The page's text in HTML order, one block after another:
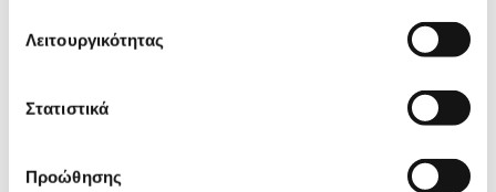
Λειτουργικότητας
Στατιστικά
Προώθησης